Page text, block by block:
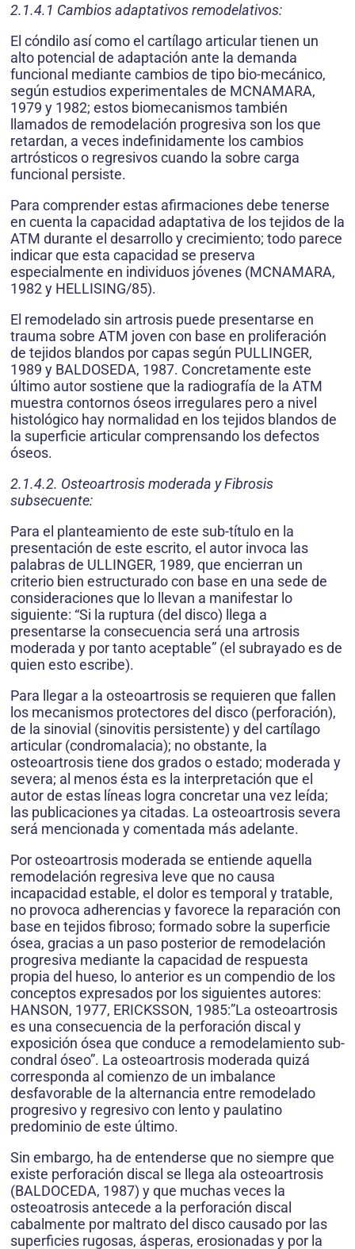
2.1.4.1 Cambios adaptativos remodelativos:
El cóndilo así como el cartílago articular tienen un
alto potencial de adaptación ante la demanda
funcional mediante cambios de tipo bio-mecánico,
según estudios experimentales de MCNAMARA,
1979 y 1982; estos biomecanismos también
llamados de remodelación progresiva son los que
retardan, a veces indefinidamente los cambios
artrósticos o regresivos cuando la sobre carga
funcional persiste.
Para comprender estas afirmaciones debe tenerse
en cuenta la capacidad adaptativa de los tejidos de la
ATM durante el desarrollo y crecimiento; todo parece
indicar que esta capacidad se preserva
especialmente en individuos jóvenes (MCNAMARA,
1982 y HELLISING/85).
El remodelado sin artrosis puede presentarse en
trauma sobre ATM joven con base en proliferación
de tejidos blandos por capas según PULLINGER,
1989 y BALDOSEDA, 1987. Concretamente este
último autor sostiene que la radiografía de la ATM
muestra contornos óseos irregulares pero a nivel
histológico hay normalidad en los tejidos blandos de
la superficie articular comprensando los defectos
óseos.
2.1.4.2. Osteoartrosis moderada y Fibrosis
subsecuente:
Para el planteamiento de este sub-título en la
presentación de este escrito, el autor invoca las
palabras de ULLINGER, 1989, que encierran un
criterio bien estructurado con base en una sede de
consideraciones que lo llevan a manifestar lo
siguiente: “Si la ruptura (del disco) llega a
presentarse la consecuencia será una artrosis
moderada y por tanto aceptable” (el subrayado es de
quien esto escribe).
Para llegar a la osteoartrosis se requieren que fallen
los mecanismos protectores del disco (perforación),
de la sinovial (sinovitis persistente) y del cartílago
articular (condromalacia); no obstante, la
osteoartrosis tiene dos grados o estado; moderada y
severa; al menos ésta es la interpretación que el
autor de estas líneas logra concretar una vez leída;
las publicaciones ya citadas. La osteoartrosis severa
será mencionada y comentada más adelante.
Por osteoartrosis moderada se entiende aquella
remodelación regresiva leve que no causa
incapacidad estable, el dolor es temporal y tratable,
no provoca adherencias y favorece la reparación con
base en tejidos fibroso; formado sobre la superficie
ósea, gracias a un paso posterior de remodelación
progresiva mediante la capacidad de respuesta
propia del hueso, lo anterior es un compendio de los
conceptos expresados por los siguientes autores:
HANSON, 1977, ERICKSSON, 1985:”La osteoartrosis
es una consecuencia de la perforación discal y
exposición ósea que conduce a remodelamiento sub-
condral óseo”. La osteoartrosis moderada quizá
corresponda al comienzo de un imbalance
desfavorable de la alternancia entre remodelado
progresivo y regresivo con lento y paulatino
predominio de este último.
Sin embargo, ha de entenderse que no siempre que
existe perforación discal se llega ala osteoartrosis
(BALDOCEDA, 1987) y que muchas veces la
osteoatrosis antecede a la perforación discal
cabalmente por maltrato del disco causado por las
superficies rugosas, ásperas, erosionadas y por la